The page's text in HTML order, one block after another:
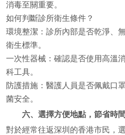
消毒至關重要。
如何判斷診所衛生條件？
環境整潔：診所內部是否乾淨、
衛生標準。
一次性器械：確認是否使用高溫
科工具。
防護措施：醫護人員是否佩戴口
菌安全。
六、選擇方便地點，節省時
對於經常往返深圳的香港市民，